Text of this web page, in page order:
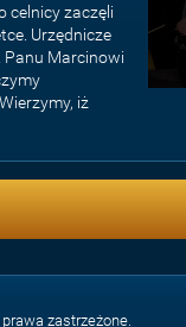
celnicy zaczęli
Urzędnicze
Panu Marcinowi
iż
prawa zastrzeżone.